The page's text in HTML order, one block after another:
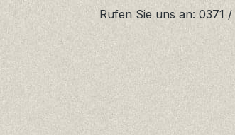
Rufen Sie uns an: 0371